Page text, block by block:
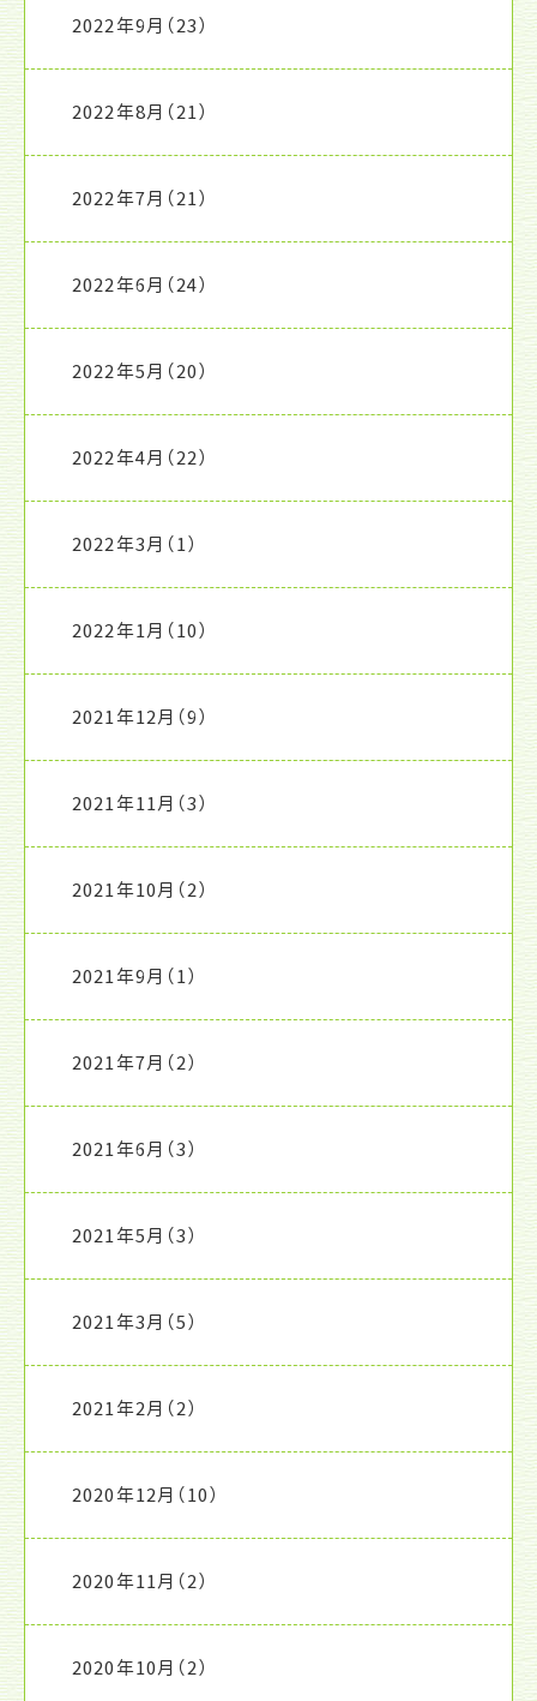
2022年9月 （23）
2022年8月 （21）
2022年7月 （21）
2022年6月 （24）
2022年5月 （20）
2022年4月 （22）
2022年3月 （1）
2022年1月 （10）
2021年12月 （9）
2021年11月 （3）
2021年10月 （2）
2021年9月 （1）
2021年7月 （2）
2021年6月 （3）
2021年5月 （3）
2021年3月 （5）
2021年2月 （2）
2020年12月 （10）
2020年11月 （2）
2020年10月 （2）